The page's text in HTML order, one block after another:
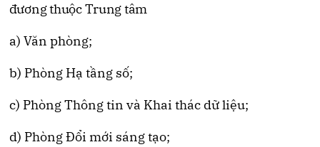
đương thuộc Trung tâm
a) Văn phòng;
b) Phòng Hạ tầng số;
c) Phòng Thông tin và Khai thác dữ liệu;
d) Phòng Đổi mới sáng tạo;